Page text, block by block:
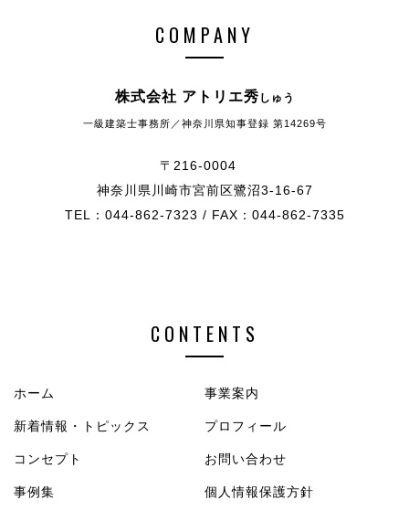
COMPANY
株式会社 アトリエ秀 しゅう
一級建築士事務所／神奈川県知事登録 第14269号
〒216-0004
神奈川県川崎市宮前区鷺沼3-16-67
TEL：044-862-7323 / FAX：044-862-7335
CONTENTS
ホーム
新着情報・トピックス
コンセプト
事例集
事業案内
プロフィール
お問い合わせ
個人情報保護方針